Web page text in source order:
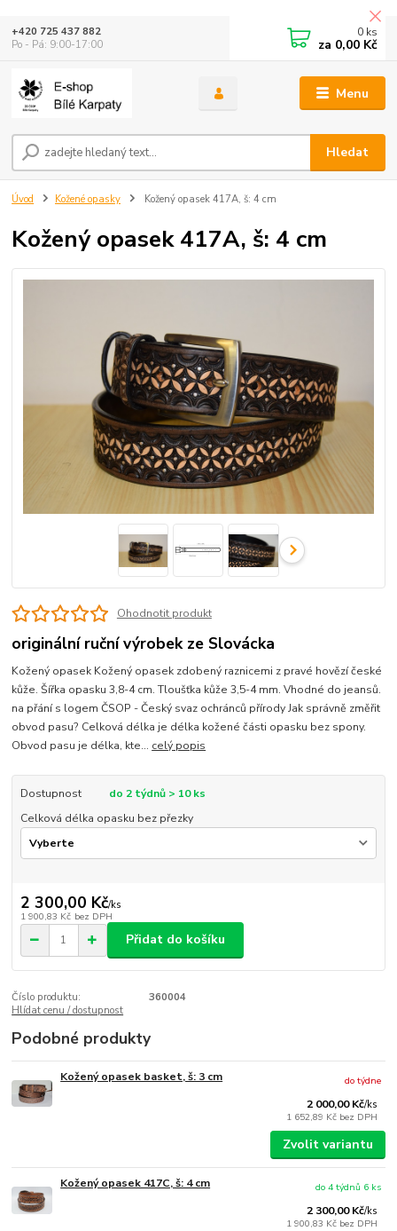
Menu
Hledat
+420 725 437 882
Po - Pá: 9:00-17:00
0 ks
za 0,00 Kč
Úvod Kožené opasky Kožený opasek 417A, š: 4 cm
Kožený opasek 417A, š: 4 cm
Ohodnotit produkt
originální ruční výrobek ze Slovácka
Kožený opasek Kožený opasek zdobený raznicemi z pravé hovězí české
kůže. Šířka opasku 3,8-4 cm. Tloušťka kůže 3,5-4 mm. Vhodné do jeansů.
na přání s logem ČSOP - Český svaz ochránců přírody Jak správně změřit
obvod pasu? Celková délka je délka kožené části opasku bez spony.
Obvod pasu je délka, kte... celý popis
Dostupnost
do 2 týdnů > 10 ks
Celková délka opasku bez přezky
2 300,00 Kč/ks
1 900,83 Kč bez DPH
Přidat do košíku
Číslo produktu:
360004
Hlídat cenu / dostupnost
Podobné produkty
Kožený opasek basket, š: 3 cm
2 000,00 Kč/ks
1 652,89 Kč bez DPH
do týdne
Zvolit variantu
Kožený opasek 417C, š: 4 cm
2 300,00 Kč/ks
1 900,83 Kč bez DPH
do 4 týdnů 6 ks